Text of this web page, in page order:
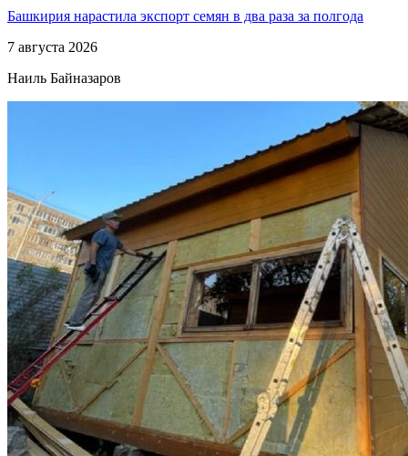
Башкирия нарастила экспорт семян в два раза за полгода
7 августа 2026
Наиль Байназаров